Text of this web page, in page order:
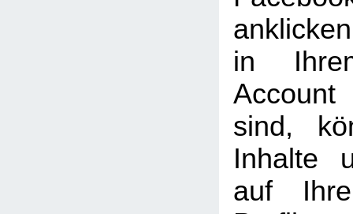
in
sind,
Inhalte
auf